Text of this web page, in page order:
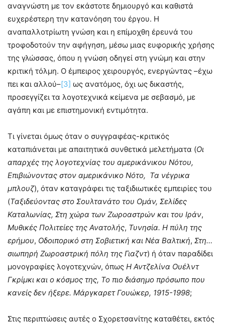
αναγνώστη με τον εκάστοτε δημιουργό και καθιστά
ευχερέστερη την κατανόηση του έργου. Η
αναπαλλοτρίωτη γνώση και η επίμοχθη έρευνά του
τροφοδοτούν την αφήγηση, μέσω μιας ευφορικής χρήσης
της γλώσσας, όπου η γνώση οδηγεί στη γνώμη και στην
κριτική τόλμη. Ο έμπειρος χειρουργός, ενεργώντας –έχω
πει και αλλού–[3] ως ανατόμος, όχι ως δικαστής,
προσεγγίζει τα λογοτεχνικά κείμενα με σεβασμό, με
αγάπη και με επιστημονική εντιμότητα.
Τι γίνεται όμως όταν ο συγγραφέας-κριτικός
καταπιάνεται με απαιτητικά συνθετικά μελετήματα (Οι
απαρχές της λογοτεχνίας του αμερικάνικου Νότου,
Επιβιώνοντας στον αμερικάνικο Νότο, Τα νέγρικα
μπλουζ), όταν καταγράφει τις ταξιδιωτικές εμπειρίες του
(Ταξιδεύοντας στο Σουλτανάτο του Ομάν, Σελίδες
Καταλωνίας, Στη χώρα των Ζωροαστρών και του Ιράν,
Μυθικές Πολιτείες της Ανατολής, Τυνησία. Η πύλη της
ερήμου, Οδοιπορικό στη Σοβιετική και Νέα Βαλτική, Στη…
σιωπηρή Ζωροαστρική πόλη της Γιαζντ) ή όταν παραδίδει
μονογραφίες λογοτεχνών, όπως Η Αντζελίνα Ουέλντ
Γκρίμκι και ο κόσμος της, Το πιο διάσημο πρόσωπο που
κανείς δεν ήξερε. Μάργκαρετ Γουώκερ, 1915-1998;
Στις περιπτώσεις αυτές ο Σχορετσανίτης καταθέτει, εκτός